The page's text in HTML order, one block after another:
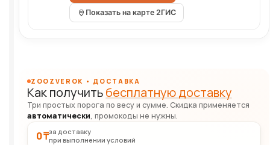
Показать на карте 2ГИС
ZOOZVEROK • ДОСТАВКА
Как получитьбесплатную доставку
Три простых порога по весу и сумме. Скидка применяется
автоматически, промокоды не нужны.
0 ₸за доставку
при выполнении условий